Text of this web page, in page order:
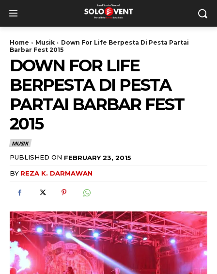
Home Musik
Down For Life Berpesta Di Pesta Partai
Barbar Fest 2015
DOWN FOR LIFE
BERPESTA DI PESTA
PARTAI BARBAR FEST
2015
MUSIK
PUBLISHED ON FEBRUARY 23, 2015
BY REZA K. DARMAWAN